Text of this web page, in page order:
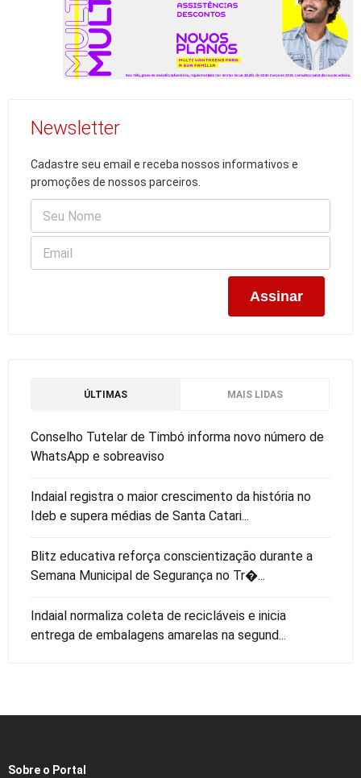
Newsletter
Cadastre seu email e receba nossos informativos e
promoções de nossos parceiros.
ÚLTIMAS MAIS LIDAS
Conselho Tutelar de Timbó informa novo número de
WhatsApp e sobreaviso
Indaial registra o maior crescimento da história no
Ideb e supera médias de Santa Catari...
Blitz educativa reforça conscientização durante a
Semana Municipal de Segurança no Tr�...
Indaial normaliza coleta de recicláveis e inicia
entrega de embalagens amarelas na segund...
Sobre o Portal